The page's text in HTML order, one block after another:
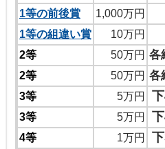
1等の前後賞 1,000万円
1等の組違い賞
10万円
2等
50万円 各
2等 50万円 各
3等 5万円
3等 5万円
4等 1万円